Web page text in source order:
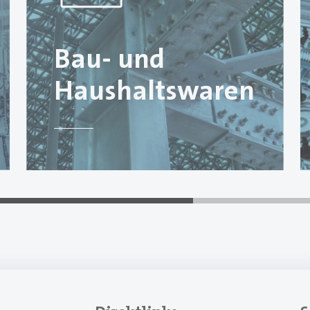
Bau- und
Haushaltswaren